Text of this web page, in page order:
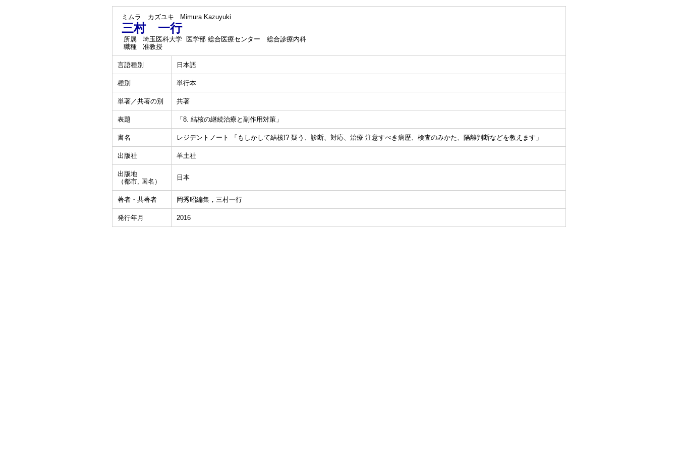
ミムラ カズユキ Mimura Kazuyuki
三村 一行
所属
埼玉医科大学 医学部 総合医療センター 総合診療内科
職種
准教授
言語種別 日本語
種別 単行本
単著／共著の別 共著
表題 「8. 結核の継続治療と副作用対策」
書名 レジデントノート 「もしかして結核!? 疑う、診断、対応、治療 注意すべき病歴、検査のみかた、隔離判断などを教えます」
出版社 羊土社
出版地
（都市, 国名）
日本
著者・共著者 岡秀昭編集，三村一行
発行年月 2016